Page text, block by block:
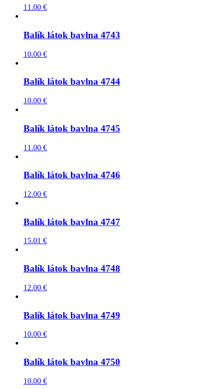
11.00 €
Balík látok bavlna 4743
10.00 €
Balík látok bavlna 4744
10.00 €
Balík látok bavlna 4745
11.00 €
Balík látok bavlna 4746
12.00 €
Balík látok bavlna 4747
15.01 €
Balík látok bavlna 4748
12.00 €
Balík látok bavlna 4749
10.00 €
Balík látok bavlna 4750
10.00 €